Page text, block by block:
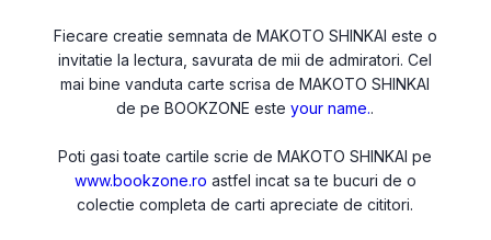
Fiecare creatie semnata de MAKOTO SHINKAI este o
invitatie la lectura, savurata de mii de admiratori. Cel
mai bine vanduta carte scrisa de MAKOTO SHINKAI
de pe BOOKZONE esteyour name..
Poti gasi toate cartile scrie de MAKOTO SHINKAI pe
www.bookzone.ro astfel incat sa te bucuri de o
colectie completa de carti apreciate de cititori.